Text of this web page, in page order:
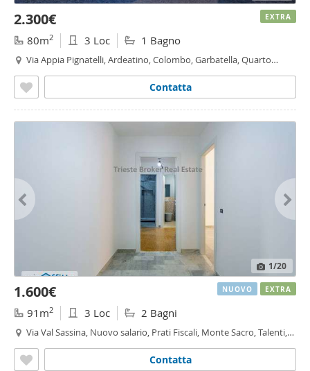
2.300€
80m2 3 Loc 1 Bagno
Via Appia Pignatelli, Ardeatino, Colombo, Garbatella, Quarto
Contatta
EXTRA
1/20
1.600€
91m2 3 Loc 2 Bagni
Via Val Sassina, Nuovo salario, Prati Fiscali, Monte Sacro, Talenti,
Contatta
NUOVO EXTRA